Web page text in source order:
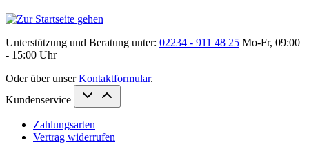
Unterstützung und Beratung unter: 02234 - 911 48 25 Mo-Fr, 09:00
- 15:00 Uhr
Oder über unserKontaktformular.
Kundenservice
Zahlungsarten
Vertrag widerrufen